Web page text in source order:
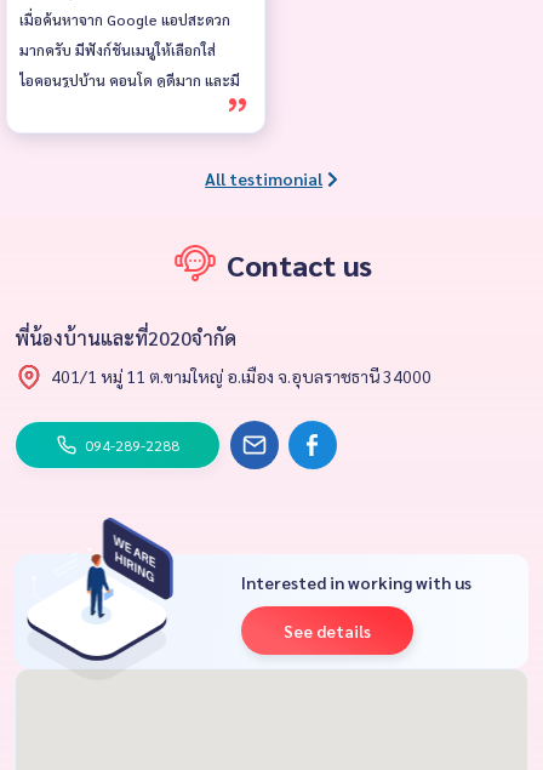
เมื่อค้นหาจาก Google แอปสะดวก
มากครับ มีฟังก์ชันเมนูให้เลือกใส่
ไอคอนรูปบ้าน คอนโด ดูดีมาก และมี
ข่าวสารต่างๆ เกี่ยวกับอสังหาริมทรัพย์
All testimonial
Contact us
พี่น้องบ้านและที่2020จำกัด
401/1 หมู่ 11 ต.ขามใหญ่ อ.เมือง จ.อุบลราชธานี 34000
094-289-2288
Interested in working with us
See details